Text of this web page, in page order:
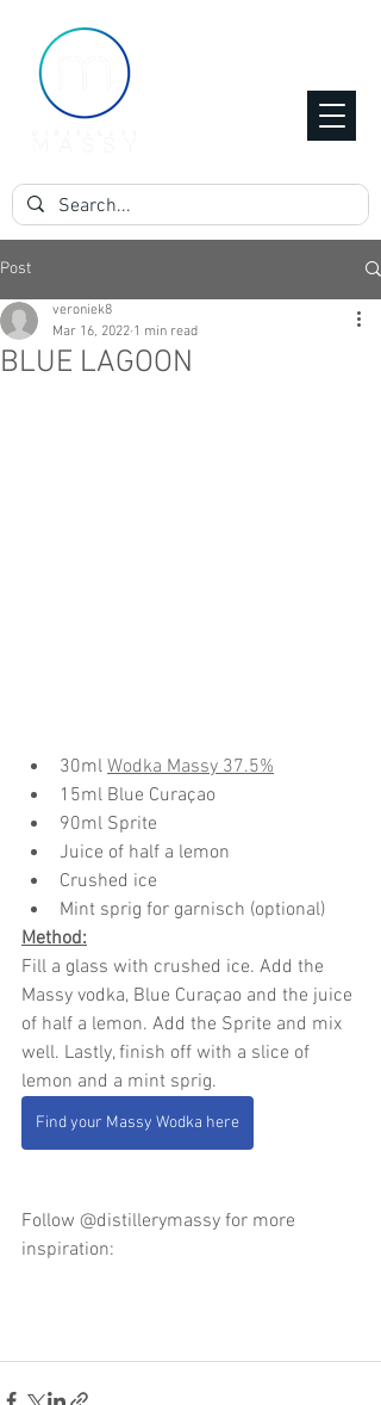
Post
BLUE LAGOON
veroniek8
Mar 16, 2022 1 min read
30ml Wodka Massy 37.5%
15ml Blue Curaçao
90ml Sprite
Juice of half a lemon
Crushed ice
Mint sprig for garnisch (optional)
Method:
Fill a glass with crushed ice. Add the
Massy vodka, Blue Curaçao and the juice
of half a lemon. Add the Sprite and mix
well. Lastly, finish off with a slice of
lemon and a mint sprig.
Find your Massy Wodka here
Follow @distillerymassy for more
inspiration: